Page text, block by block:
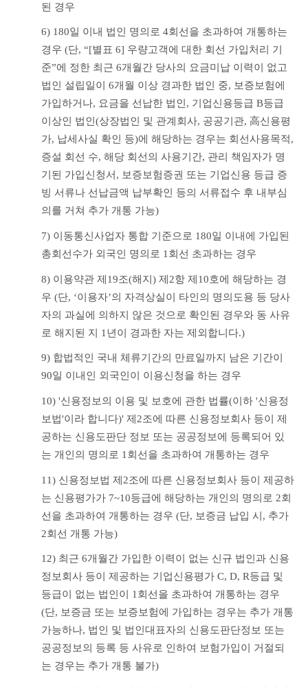
된 경우
6) 180일 이내 법인 명의로 4회선을 초과하여 개통하는
경우 (단, “[별표 6] 우량고객에 대한 회선 가입처리 기
준”에 정한 최근 6개월간 당사의 요금미납 이력이 없고
법인 설립일이 6개월 이상 경과한 법인 중, 보증보험에
가입하거나, 요금을 선납한 법인, 기업신용등급 B등급
이상인 법인(상장법인 및 관계회사, 공공기관, 高신용평
가, 납세사실 확인 등)에 해당하는 경우는 회선사용목적,
증설 회선 수, 해당 회선의 사용기간, 관리 책임자가 명
기된 가입신청서, 보증보험증권 또는 기업신용 등급 증
빙 서류나 선납금액 납부확인 등의 서류접수 후 내부심
의를 거쳐 추가 개통 가능)
7) 이동통신사업자 통합 기준으로 180일 이내에 가입된
총회선수가 외국인 명의로 1회선 초과하는 경우
8) 이용약관 제19조(해지) 제2항 제10호에 해당하는 경
우 (단, ‘이용자’의 자격상실이 타인의 명의도용 등 당사
자의 과실에 의하지 않은 것으로 확인된 경우와 동 사유
로 해지된 지 1년이 경과한 자는 제외합니다.)
9) 합법적인 국내 체류기간의 만료일까지 남은 기간이
90일 이내인 외국인이 이용신청을 하는 경우
10) '신용정보의 이용 및 보호에 관한 법률(이하 '신용정
보법'이라 합니다)' 제2조에 따른 신용정보회사 등이 제
공하는 신용도판단 정보 또는 공공정보에 등록되어 있
는 개인의 명의로 1회선을 초과하여 개통하는 경우
11) 신용정보법 제2조에 따른 신용정보회사 등이 제공하
는 신용평가가 7~10등급에 해당하는 개인의 명의로 2회
선을 초과하여 개통하는 경우 (단, 보증금 납입 시, 추가
2회선 개통 가능)
12) 최근 6개월간 가입한 이력이 없는 신규 법인과 신용
정보회사 등이 제공하는 기업신용평가 C, D, R등급 및
등급이 없는 법인이 1회선을 초과하여 개통하는 경우
(단, 보증금 또는 보증보험에 가입하는 경우는 추가 개통
가능하나, 법인 및 법인대표자의 신용도판단정보 또는
공공정보의 등록 등 사유로 인하여 보험가입이 거절되
는 경우는 추가 개통 불가)